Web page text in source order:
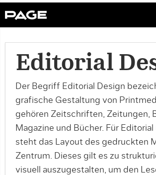
Editorial
Der Begriff Editorial Design
grafische Gestaltung von
gehören Zeitschriften, Zeitungen,
Magazine und Bücher. Für
steht das Layout des gedruckten
Zentrum. Dieses gilt es zu
visuell auszugestalten, um den